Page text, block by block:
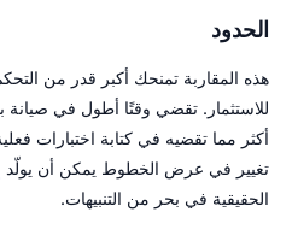
الحدود
هذه المقاربة تمنحك أكبر قدر من
للاستثمار. تقضي وقتًا أطول في صيانة
أكثر مما تقضيه في كتابة اختبارات
تغيير في عرض الخطوط يمكن أن يولّد
الحقيقية في بحر من التنبيهات.